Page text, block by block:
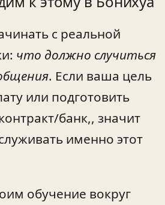
с реальной
что должно случиться
. Если ваша цель
или подготовить
банк,, значит
именно этот
обучение вокруг